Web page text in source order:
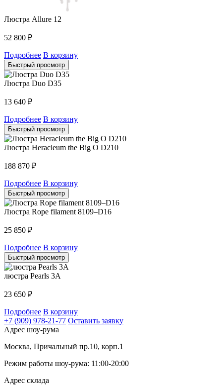
Люстра Allure 12
52 800 ₽
Подробнее В корзину
Быстрый просмотр
Люстра Duo D35
13 640 ₽
Подробнее В корзину
Быстрый просмотр
Люстра Heracleum the Big O D210
188 870 ₽
Подробнее В корзину
Быстрый просмотр
Люстра Rope filament 8109–D16
25 850 ₽
Подробнее В корзину
Быстрый просмотр
люстра Pearls 3A
23 650 ₽
Подробнее В корзину
+7 (909) 978-21-77 Оставить заявку
Адрес шоу-рума
Москва, Причальный пр.10, корп.1
Режим работы шоу-рума: 11:00-20:00
Адрес склада